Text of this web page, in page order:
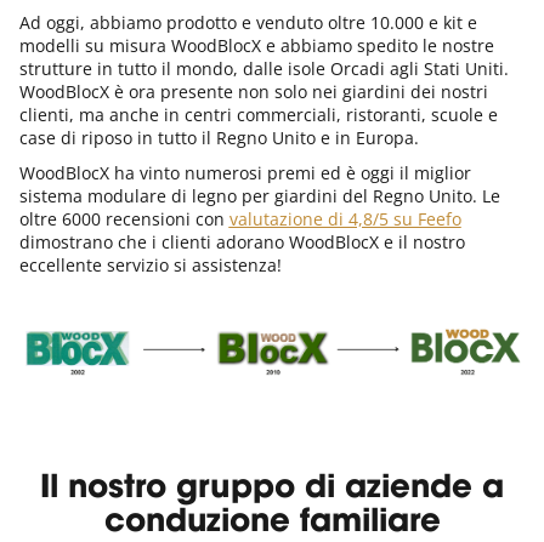
Ad oggi, abbiamo prodotto e venduto oltre 10.000 e kit e
modelli su misura WoodBlocX e abbiamo spedito le nostre
strutture in tutto il mondo, dalle isole Orcadi agli Stati Uniti.
WoodBlocX è ora presente non solo nei giardini dei nostri
clienti, ma anche in centri commerciali, ristoranti, scuole e
case di riposo in tutto il Regno Unito e in Europa.
WoodBlocX ha vinto numerosi premi ed è oggi il miglior
sistema modulare di legno per giardini del Regno Unito. Le
oltre 6000 recensioni con valutazione di 4,8/5 su Feefo
dimostrano che i clienti adorano WoodBlocX e il nostro
eccellente servizio si assistenza!
Il nostro gruppo di aziende a
conduzione familiare